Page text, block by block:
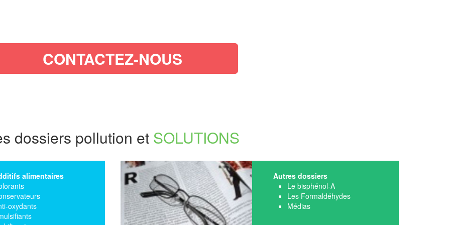
CONTACTEZ-NOUS
dossiers pollution et SOLUTIONS
alimentaires
oxydants
Autres dossiers
Le bisphénol-A
Les Formaldéhydes
Médias